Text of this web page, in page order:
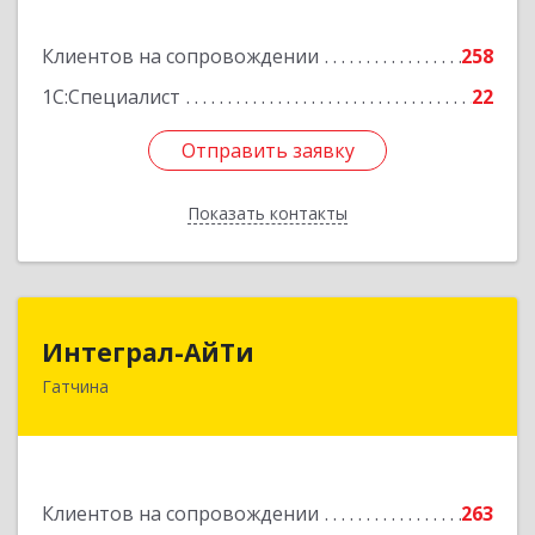
Клиентов на сопровождении
258
1С:Специалист
22
Отправить заявку
Показать контакты
Подробнее
Отправить заявку
Назад
Интеграл-АйТи
Гатчина
Клиентов на сопровождении
263
188300, Ленинградская обл, Гатчинский р-н,
Подробнее